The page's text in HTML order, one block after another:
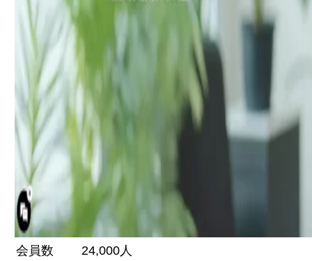
会員数
24,000人